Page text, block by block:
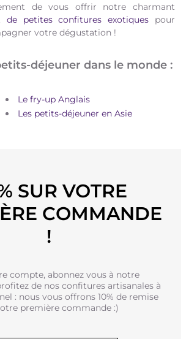
de vous offrir notre charmant
de petites confitures exotiques pour
votre dégustation !
déjeuner dans le monde :
Le fry-up Anglais
Les petits-déjeuner en Asie
SUR VOTRE
COMMANDE
!
compte, abonnez vous à notre
de nos confitures artisanales à
: nous vous offrons 10% de remise
première commande :)